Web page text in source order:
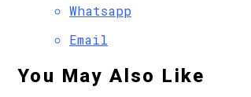
Whatsapp
Email
You May Also Like